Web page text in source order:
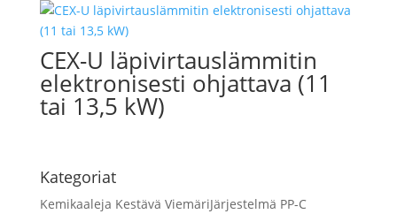
CEX-U läpivirtauslämmitin
elektronisesti ohjattava (11
tai 13,5 kW)
Kategoriat
Kemikaaleja Kestävä ViemäriJärjestelmä PP-C